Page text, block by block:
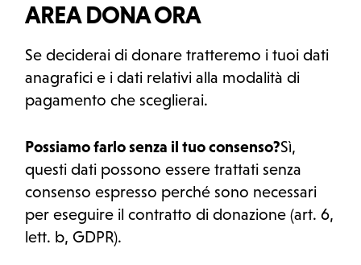
AREA DONA ORA
Se deciderai di donare tratteremo i tuoi dati
anagrafici e i dati relativi alla modalità di
pagamento che sceglierai.
Possiamo farlo senza il tuo consenso?Sì,
questi dati possono essere trattati senza
consenso espresso perché sono necessari
per eseguire il contratto di donazione (art. 6,
lett. b, GDPR).